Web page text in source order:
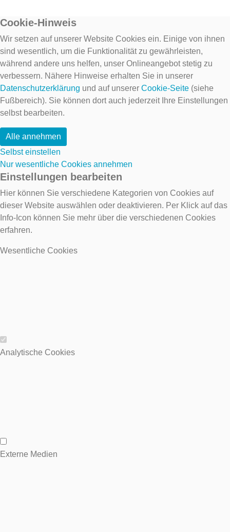
Cookie-Hinweis
Wir setzen auf unserer Website Cookies ein. Einige von ihnen
sind wesentlich, um die Funktionalität zu gewährleisten,
während andere uns helfen, unser Onlineangebot stetig zu
verbessern. Nähere Hinweise erhalten Sie in unserer
Datenschutzerklärung und auf unserer Cookie-Seite (siehe
Fußbereich). Sie können dort auch jederzeit Ihre Einstellungen
selbst bearbeiten.
Alle annehmen
Selbst einstellen
Nur wesentliche Cookies annehmen
Einstellungen bearbeiten
Hier können Sie verschiedene Kategorien von Cookies auf
dieser Website auswählen oder deaktivieren. Per Klick auf das
Info-Icon können Sie mehr über die verschiedenen Cookies
erfahren.
Wesentliche Cookies
Wesentliche Cookies
Analytische Cookies
Analytische Cookies
Externe Medien